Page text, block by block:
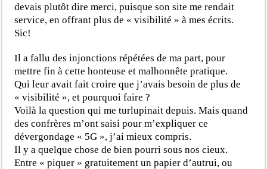
devais plutôt dire merci, puisque son site me rendait
service, en offrant plus de « visibilité » à mes écrits.
Sic!
Il a fallu des injonctions répétées de ma part, pour
mettre fin à cette honteuse et malhonnête pratique.
Qui leur avait fait croire que j’avais besoin de plus de
« visibilité », et pourquoi faire ?
Voilà la question qui me turlupinait depuis. Mais quand
des confrères m’ont saisi pour m’expliquer ce
dévergondage « 5G », j’ai mieux compris.
Il y a quelque chose de bien pourri sous nos cieux.
Entre « piquer » gratuitement un papier d’autrui, ou